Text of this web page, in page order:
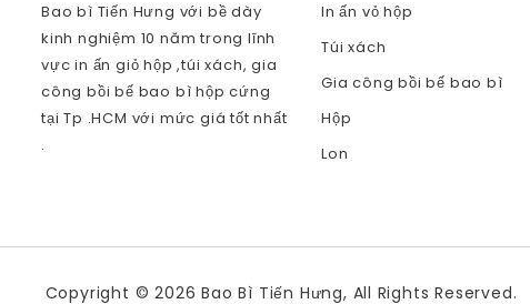
Bao bì Tiến Hưng với bề dày
kinh nghiệm 10 năm trong lĩnh
vực in ấn giỏ hộp ,túi xách, gia
công bồi bế bao bì hộp cứng
tại Tp .HCM với mức giá tốt nhất
.
In ấn vỏ hộp
Túi xách
Gia công bồi bế bao bì
Hộp
Lon
Copyright © 2026 Bao Bì Tiến Hưng, All Rights Reserved.